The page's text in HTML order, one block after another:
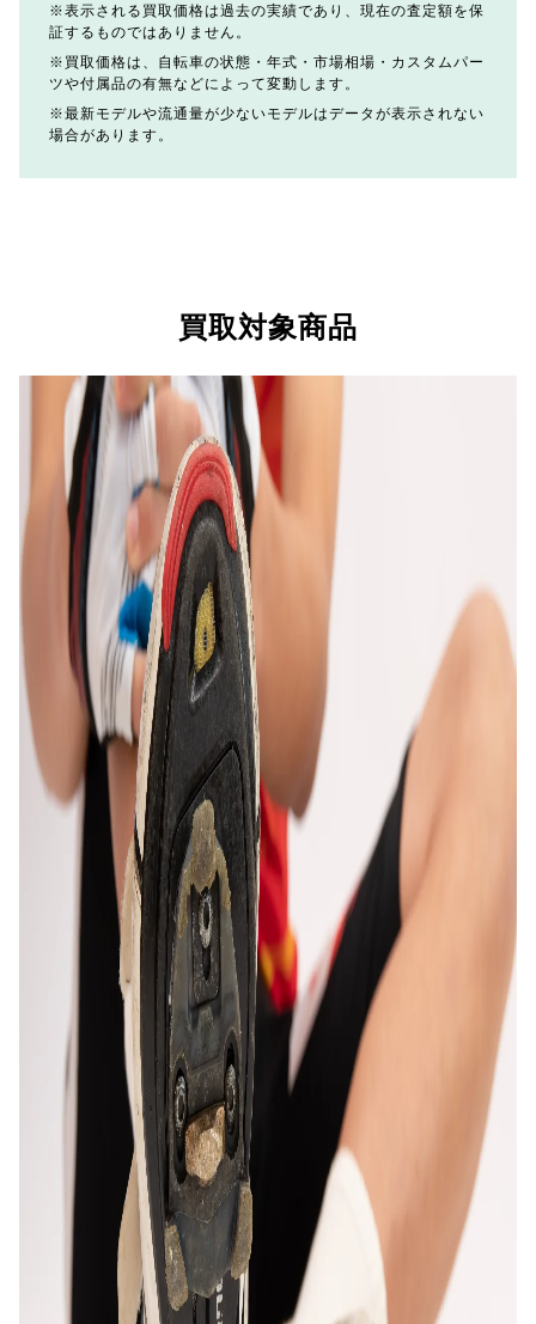
表示される買取価格は過去の実績であり、現在の査定額を保
証するものではありません。
買取価格は、自転車の状態・年式・市場相場・カスタムパー
ツや付属品の有無などによって変動します。
最新モデルや流通量が少ないモデルはデータが表示されない
場合があります。
買取対象商品